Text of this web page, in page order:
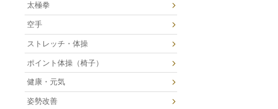
太極拳
空手
ストレッチ・体操
ポイント体操（椅子）
健康・元気
姿勢改善